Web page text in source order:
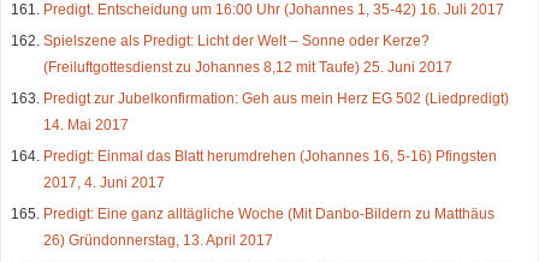
Predigt. Entscheidung um 16:00 Uhr (Johannes 1, 35-42) 16. Juli 2017
Spielszene als Predigt: Licht der Welt – Sonne oder Kerze?
(Freiluftgottesdienst zu Johannes 8,12 mit Taufe) 25. Juni 2017
Predigt zur Jubelkonfirmation: Geh aus mein Herz EG 502 (Liedpredigt)
14. Mai 2017
Predigt: Einmal das Blatt herumdrehen (Johannes 16, 5-16) Pfingsten
2017, 4. Juni 2017
Predigt: Eine ganz alltägliche Woche (Mit Danbo-Bildern zu Matthäus
26) Gründonnerstag, 13. April 2017